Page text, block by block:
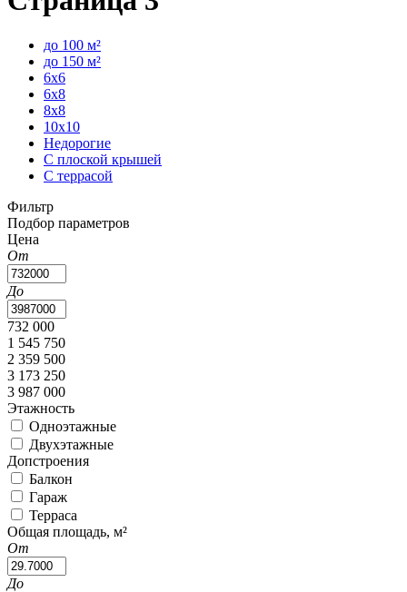
до 100 м²
до 150 м²
6x6
6x8
8x8
10x10
Недорогие
С плоской крышей
С террасой
Фильтр
Подбор параметров
Цена
От
До
732 000
1 545 750
2 359 500
3 173 250
3 987 000
Этажность
Одноэтажные
Двухэтажные
Допстроения
Балкон
Гараж
Терраса
Общая площадь, м²
От
До